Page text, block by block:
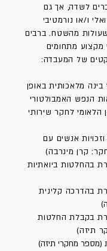
לשדה, אך גם
ו/או נורמטיבי
מהשטח. ברבים
מקצוע מתחומים
של המעבדה:
בינה מלאכותית באופן
הנפש האמבולטורי
לחקר שירותי
אנשים עם
קרן מינרבה)
בהחלטות ביואתיות
בהדרכה קלינית
בקבלת החלטות
תיזה)
(מספר מחקרי תיזה)